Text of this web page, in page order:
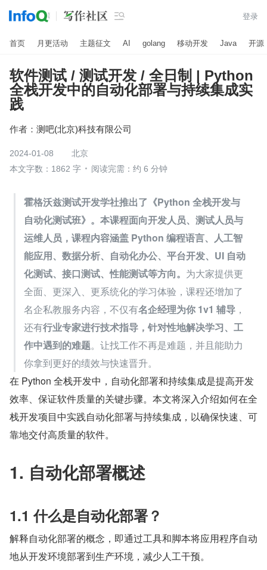
 登录
首页 月更活动 主题征文 AI golang 移动开发 Java 开源
软件测试 / 测试开发 / 全日制 | Python
全栈开发中的自动化部署与持续集成实
践
作者： 测吧(北京)科技有限公司
2024-01-08
北京
本文字数：1862 字
阅读完需：约 6 分钟
霍格沃兹测试开发学社推出了《Python 全栈开发与
自动化测试班》。本课程面向开发人员、测试人员与
运维人员，课程内容涵盖 Python 编程语言、人工智
能应用、数据分析、自动化办公、平台开发、UI 自动
化测试、接口测试、性能测试等方向。 为大家提供更
全面、更深入、更系统化的学习体验，课程还增加了
名企私教服务内容，不仅有名企经理为你 1v1 辅导 ，
还有行业专家进行技术指导，针对性地解决学习、工
作中遇到的难题。让找工作不再是难题，并且能助力
你拿到更好的绩效与快速晋升。
在 Python 全栈开发中，自动化部署和持续集成是提高开发
效率、保证软件质量的关键步骤。本文将深入介绍如何在全
栈开发项目中实践自动化部署与持续集成，以确保快速、可
靠地交付高质量的软件。
1. 自动化部署概述
1.1 什么是自动化部署？
解释自动化部署的概念，即通过工具和脚本将应用程序自动
地从开发环境部署到生产环境，减少人工干预。